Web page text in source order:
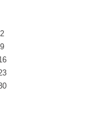
2
9